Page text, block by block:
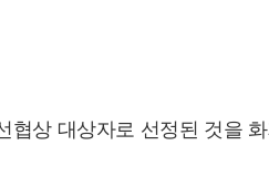
협상 대상자로 선정된 것을